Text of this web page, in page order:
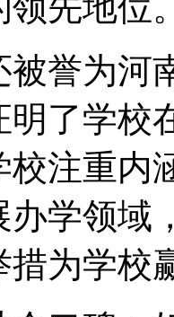
被誉为河
明了学校
校注重内
办学领域
措为学校